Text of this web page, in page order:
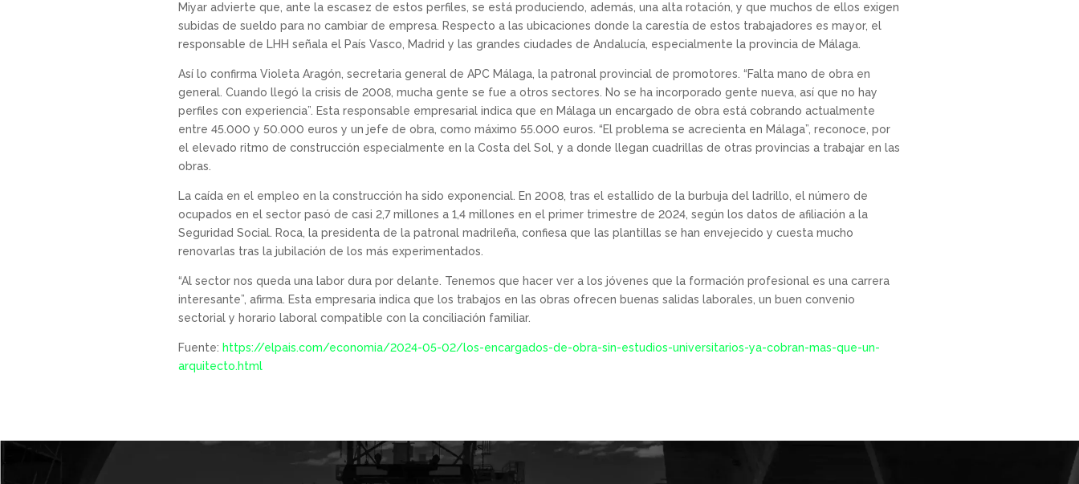
Miyar advierte que, ante la escasez de estos perfiles, se está produciendo, además, una alta rotación, y que muchos de ellos exigen
subidas de sueldo para no cambiar de empresa. Respecto a las ubicaciones donde la carestía de estos trabajadores es mayor, el
responsable de LHH señala el País Vasco, Madrid y las grandes ciudades de Andalucía, especialmente la provincia de Málaga.
Así lo confirma Violeta Aragón, secretaria general de APC Málaga, la patronal provincial de promotores. “Falta mano de obra en
general. Cuando llegó la crisis de 2008, mucha gente se fue a otros sectores. No se ha incorporado gente nueva, así que no hay
perfiles con experiencia”. Esta responsable empresarial indica que en Málaga un encargado de obra está cobrando actualmente
entre 45.000 y 50.000 euros y un jefe de obra, como máximo 55.000 euros. “El problema se acrecienta en Málaga”, reconoce, por
el elevado ritmo de construcción especialmente en la Costa del Sol, y a donde llegan cuadrillas de otras provincias a trabajar en las
obras.
La caída en el empleo en la construcción ha sido exponencial. En 2008, tras el estallido de la burbuja del ladrillo, el número de
ocupados en el sector pasó de casi 2,7 millones a 1,4 millones en el primer trimestre de 2024, según los datos de afiliación a la
Seguridad Social. Roca, la presidenta de la patronal madrileña, confiesa que las plantillas se han envejecido y cuesta mucho
renovarlas tras la jubilación de los más experimentados.
“Al sector nos queda una labor dura por delante. Tenemos que hacer ver a los jóvenes que la formación profesional es una carrera
interesante”, afirma. Esta empresaria indica que los trabajos en las obras ofrecen buenas salidas laborales, un buen convenio
sectorial y horario laboral compatible con la conciliación familiar.
Fuente: https://elpais.com/economia/2024-05-02/los-encargados-de-obra-sin-estudios-universitarios-ya-cobran-mas-que-un-
arquitecto.html